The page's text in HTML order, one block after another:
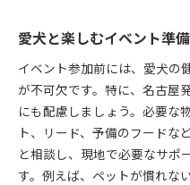
愛犬と楽しむイベント準
イベント参加前には、愛犬の
が不可欠です。特に、名古屋
にも配慮しましょう。必要な
ト、リード、予備のフードな
と相談し、現地で必要なサポ
す。例えば、ペットが慣れな